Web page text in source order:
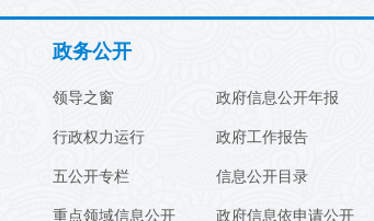
政务公开
领导之窗
行政权力运行
五公开专栏
重点领域信息公开
政府信息公开年报
政府工作报告
信息公开目录
政府信息依申请公开